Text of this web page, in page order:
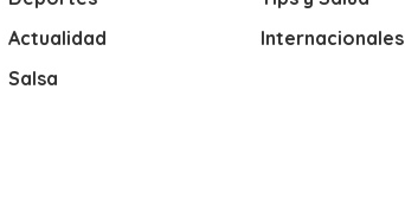
Actualidad
Salsa
Internacionales